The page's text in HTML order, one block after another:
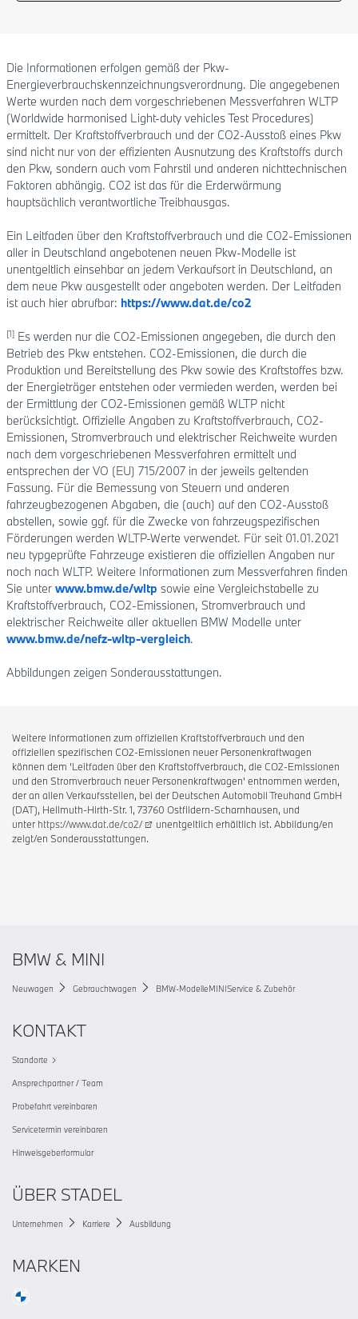
Die Informationen erfolgen gemäß der Pkw-
Energieverbrauchskennzeichnungsverordnung. Die angegebenen
Werte wurden nach dem vorgeschriebenen Messverfahren WLTP
(Worldwide harmonised Light-duty vehicles Test Procedures)
ermittelt. Der Kraftstoffverbrauch und der CO2-Ausstoß eines Pkw
sind nicht nur von der effizienten Ausnutzung des Kraftstoffs durch
den Pkw, sondern auch vom Fahrstil und anderen nichttechnischen
Faktoren abhängig. CO2 ist das für die Erderwärmung
hauptsächlich verantwortliche Treibhausgas.
Ein Leitfaden über den Kraftstoffverbrauch und die CO2-Emissionen
aller in Deutschland angebotenen neuen Pkw-Modelle ist
unentgeltlich einsehbar an jedem Verkaufsort in Deutschland, an
dem neue Pkw ausgestellt oder angeboten werden. Der Leitfaden
ist auch hier abrufbar: https://www.dat.de/co2
[1] Es werden nur die CO2-Emissionen angegeben, die durch den
Betrieb des Pkw entstehen. CO2-Emissionen, die durch die
Produktion und Bereitstellung des Pkw sowie des Kraftstoffes bzw.
der Energieträger entstehen oder vermieden werden, werden bei
der Ermittlung der CO2-Emissionen gemäß WLTP nicht
berücksichtigt. Offizielle Angaben zu Kraftstoffverbrauch, CO2-
Emissionen, Stromverbrauch und elektrischer Reichweite wurden
nach dem vorgeschriebenen Messverfahren ermittelt und
entsprechen der VO (EU) 715/2007 in der jeweils geltenden
Fassung. Für die Bemessung von Steuern und anderen
fahrzeugbezogenen Abgaben, die (auch) auf den CO2-Ausstoß
abstellen, sowie ggf. für die Zwecke von fahrzeugspezifischen
Förderungen werden WLTP-Werte verwendet. Für seit 01.01.2021
neu typgeprüfte Fahrzeuge existieren die offiziellen Angaben nur
noch nach WLTP. Weitere Informationen zum Messverfahren finden
Sie unter www.bmw.de/wltp sowie eine Vergleichstabelle zu
Kraftstoffverbrauch, CO2-Emissionen, Stromverbrauch und
elektrischer Reichweite aller aktuellen BMW Modelle unter
www.bmw.de/nefz-wltp-vergleich.
Abbildungen zeigen Sonderausstattungen.
Weitere Informationen zum offiziellen Kraftstoffverbrauch und den
offiziellen spezifischen CO2-Emissionen neuer Personenkraftwagen
können dem 'Leitfaden über den Kraftstoffverbrauch, die CO2-Emissionen
und den Stromverbrauch neuer Personenkraftwagen' entnommen werden,
der an allen Verkaufsstellen, bei der Deutschen Automobil Treuhand GmbH
(DAT), Hellmuth-Hirth-Str. 1, 73760 Ostfildern-Scharnhausen, und
unter https://www.dat.de/co2/
unentgeltlich erhältlich ist. Abbildung/en
zeigt/en Sonderausstattungen.
BMW & MINI
Neuwagen Gebrauchtwagen BMW-ModelleMINIService & Zubehör
KONTAKT
Standorte
Ansprechpartner / Team
Probefahrt vereinbaren
Servicetermin vereinbaren
Hinweisgeberformular
ÜBER STADEL
Unternehmen Karriere Ausbildung
MARKEN